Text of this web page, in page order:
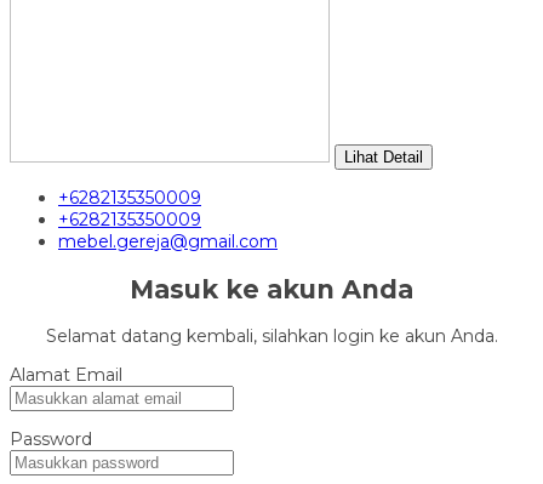
Lihat Detail
+6282135350009
+6282135350009
mebel.gereja@gmail.com
Masuk ke akun Anda
Selamat datang kembali, silahkan login ke akun Anda.
Alamat Email
Password